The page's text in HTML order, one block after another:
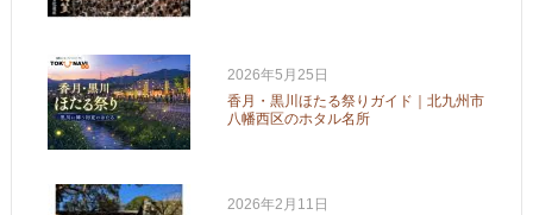
2026年5月25日
香月・黒川ほたる祭りガイド｜北九州市
八幡西区のホタル名所
2026年2月11日